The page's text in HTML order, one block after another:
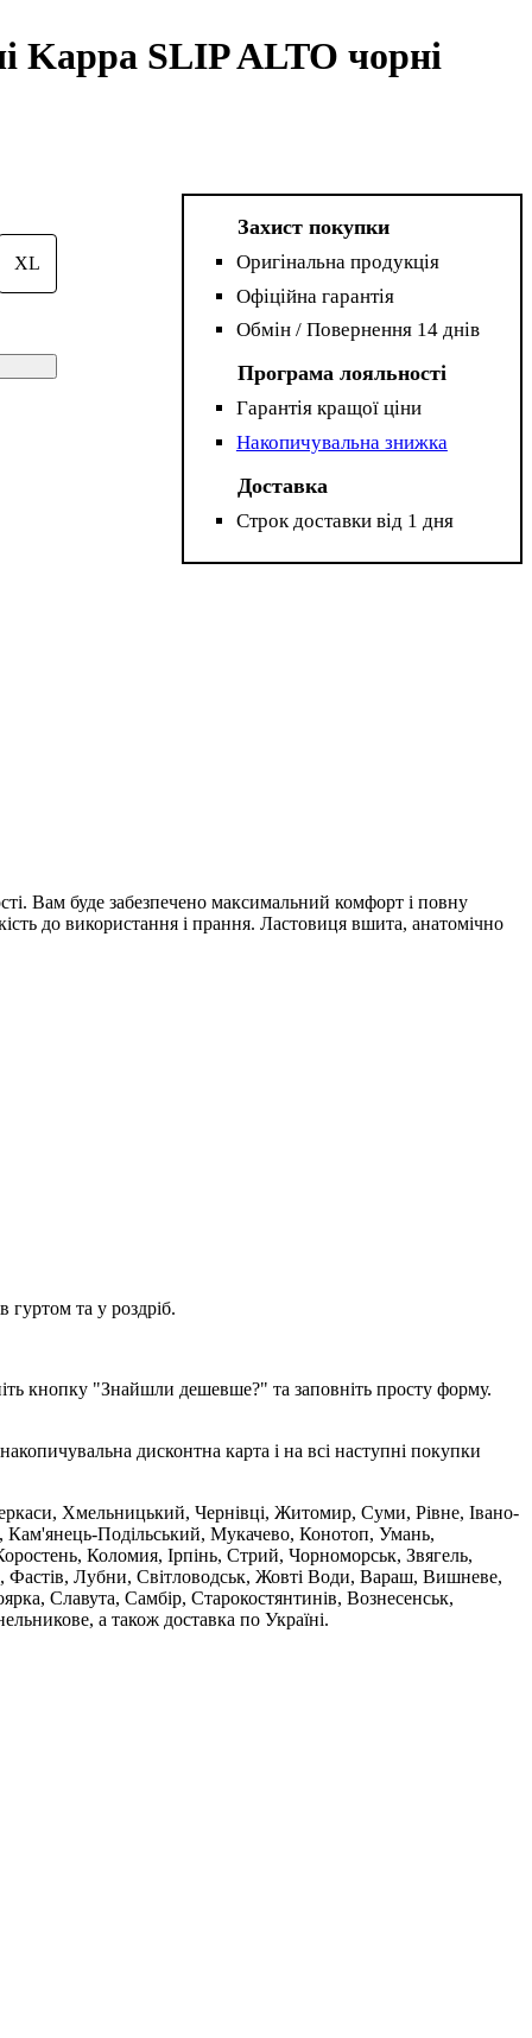
Kappa SLIP ALTO чорні
XL
Захист покупки
Оригінальна продукція
Офіційна гарантія
Обмін / Повернення 14 днів
Програма лояльності
Гарантія кращої ціни
Накопичувальна знижка
Доставка
Строк доставки від 1 дня
Вам буде забезпечено максимальний комфорт і повну
до використання і прання. Ластовиця вшита, анатомічно
гуртом та у роздріб.
кнопку "Знайшли дешевше?" та заповніть просту форму.
дисконтна карта і на всі наступні покупки
Хмельницький, Чернівці, Житомир, Суми, Рівне, Івано-
Подільський, Мукачево, Конотоп, Умань,
Коломия, Ірпінь, Стрий, Чорноморськ, Звягель,
Фастів, Лубни, Світловодськ, Жовті Води, Вараш, Вишневе,
Славута, Самбір, Старокостянтинів, Вознесенськ,
а також доставка по Україні.